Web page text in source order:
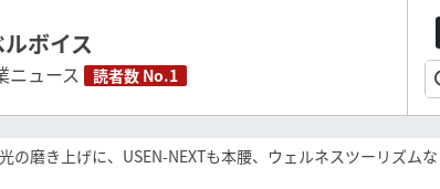
ルボイス
ニュース 読者数 No.1
の磨き上げに、USEN-NEXTも本腰、ウェルネスツーリズム